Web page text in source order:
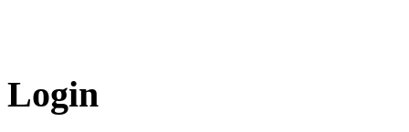
Login